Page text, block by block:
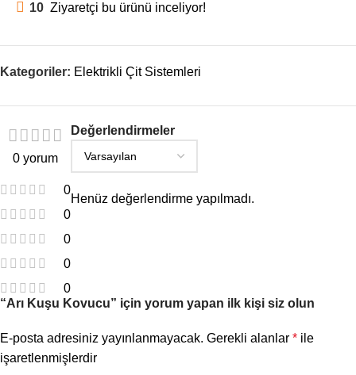
10 Ziyaretçi bu ürünü inceliyor!
Kategoriler: Elektrikli Çit Sistemleri
0 yorum
0
0
0
0
0
Değerlendirmeler
Henüz değerlendirme yapılmadı.
“Arı Kuşu Kovucu” için yorum yapan ilk kişi siz olun
E-posta adresiniz yayınlanmayacak. Gerekli alanlar * ile
işaretlenmişlerdir